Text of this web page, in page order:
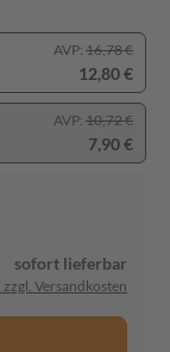
AVP: 16,78 €
12,80 €
AVP: 10,72 €
7,90 €
sofort lieferbar
zzgl. Versandkosten